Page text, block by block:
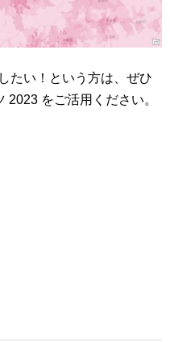
たい！という方は、ぜひ
2023 をご活用ください。